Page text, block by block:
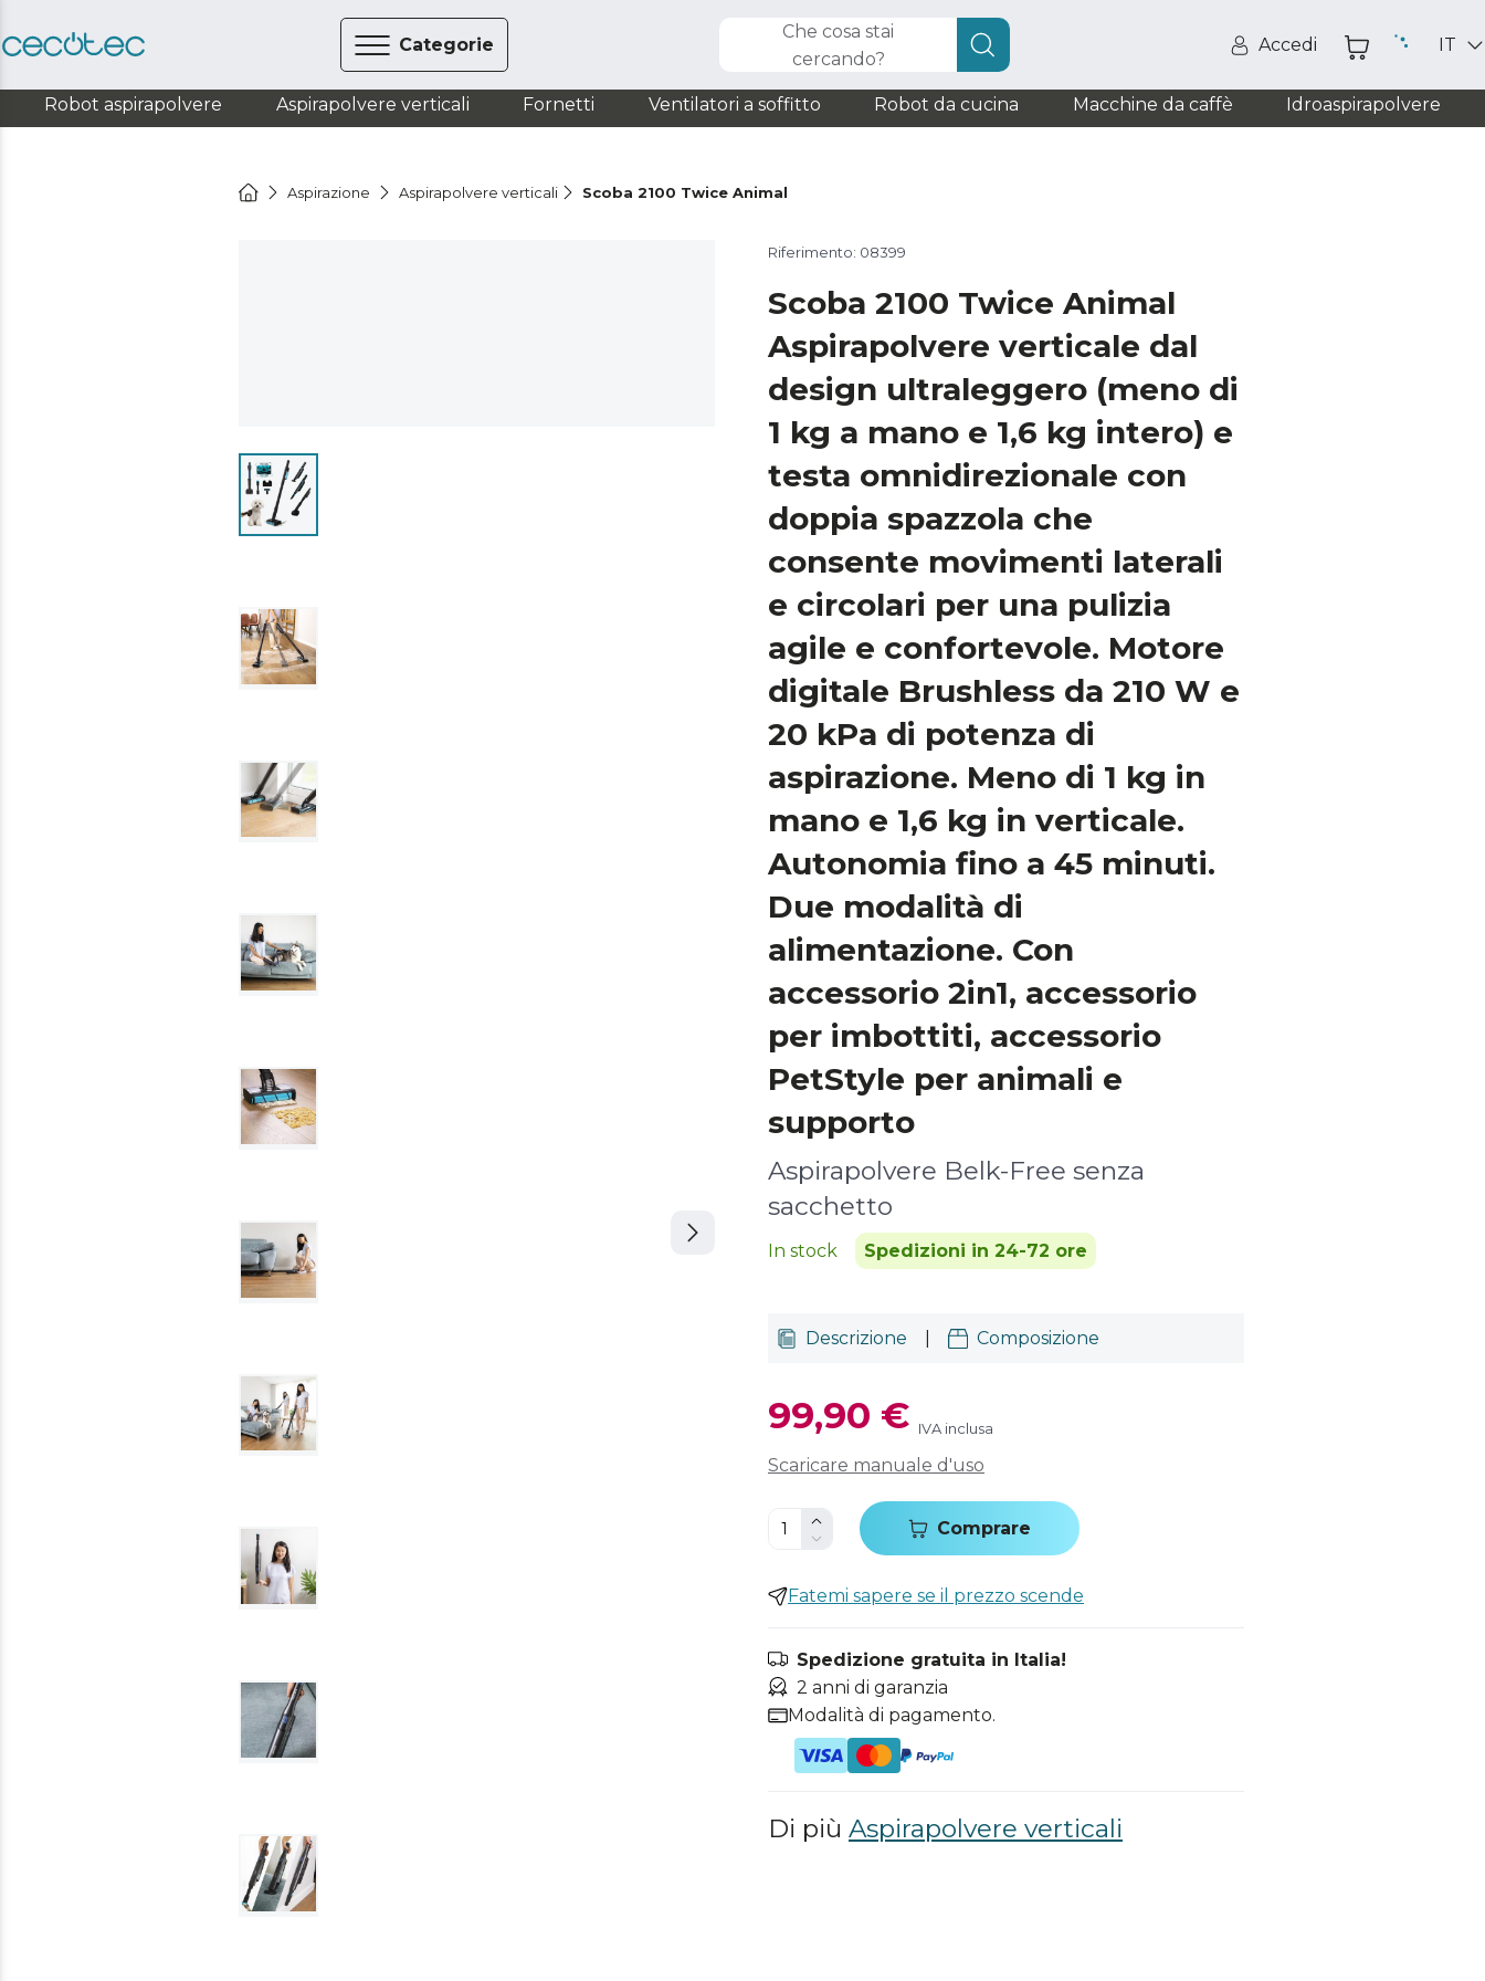
Categorie
Che cosa stai
cercando?
Accedi IT
Robot aspirapolvere Aspirapolvere verticali Fornetti Ventilatori a soffitto Robot da cucina Macchine da caffè Idroaspirapolvere
Aspirazione Aspirapolvere verticali Scoba 2100 Twice Animal
Riferimento: 08399
Scoba 2100 Twice Animal
Aspirapolvere verticale dal
design ultraleggero (meno di
1 kg a mano e 1,6 kg intero) e
testa omnidirezionale con
doppia spazzola che
consente movimenti laterali
e circolari per una pulizia
agile e confortevole. Motore
digitale Brushless da 210 W e
20 kPa di potenza di
aspirazione. Meno di 1 kg in
mano e 1,6 kg in verticale.
Autonomia fino a 45 minuti.
Due modalità di
alimentazione. Con
accessorio 2in1, accessorio
per imbottiti, accessorio
PetStyle per animali e
supporto
Aspirapolvere Belk-Free senza
sacchetto
In stock Spedizioni in 24-72 ore
Descrizione Composizione
99,90 € IVA inclusa
Scaricare manuale d'uso
Comprare
Fatemi sapere se il prezzo scende
Spedizione gratuita in Italia!
2 anni di garanzia
Modalità di pagamento.
Di più Aspirapolvere verticali